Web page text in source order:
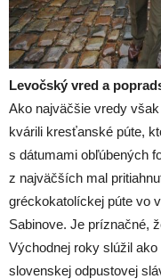
Levočský vred a
Ako najväčšie vredy
kvárili kresťanské púte,
s dátumami obľúbených
z najväčších mal
gréckokatolíckej púte vo
Sabinove. Je príznačné,
Východnej roky slúžil
slovenskej odpustovej